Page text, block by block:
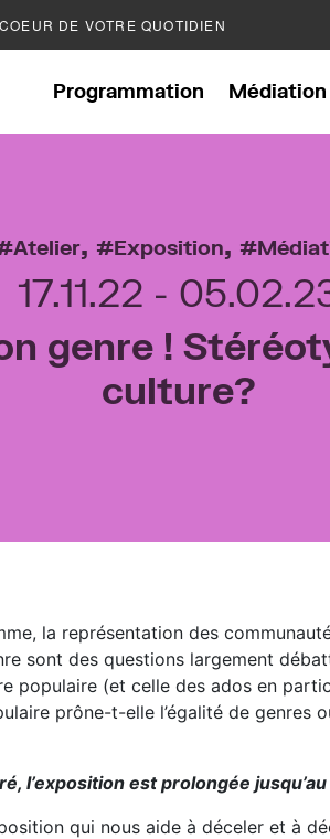
DE VOTRE QUOTIDIEN
Programmation Médiation
Atelier, Exposition,
17.11.22
genre !
culture?
la représentation des
sont des questions largement
populaire (et celle des ados en
prône-t-elle l’égalité de genres
l’exposition est prolongée
qui nous aide à déceler et à